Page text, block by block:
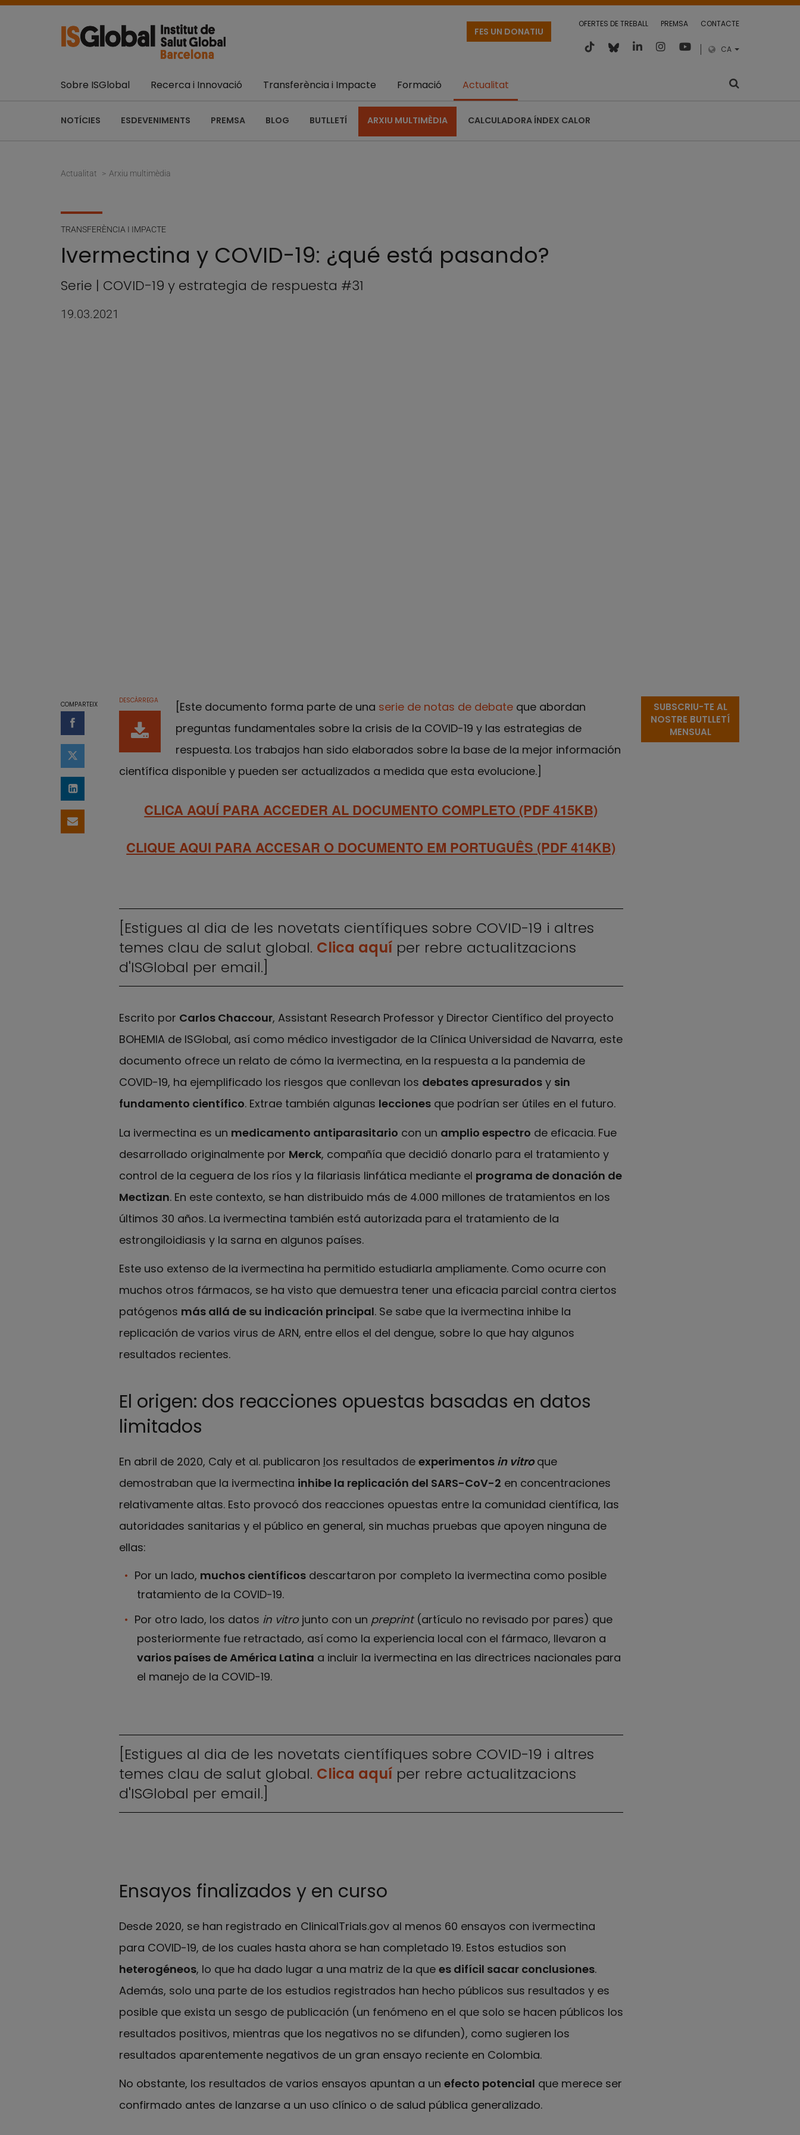
OFERTES DE TREBALL PREMSA CONTACTE
CA
FES UN DONATIU
Sobre ISGlobal Recerca i Innovació Transferència i Impacte Formació Actualitat
NOTÍCIES ESDEVENIMENTS PREMSA BLOG BUTLLETÍ ARXIU MULTIMÈDIA CALCULADORA ÍNDEX CALOR
Actualitat Arxiu multimèdia
TRANSFERÈNCIA I IMPACTE
Ivermectina y COVID-19: ¿qué está pasando?
Serie | COVID-19 y estrategia de respuesta #31
19.03.2021
COMPARTEIX
Compartir a Facebook
Compartir a Twitter
Comparteix a LinkedIn
Comparteix per email
DESCÀRREGA [Este documento forma parte de una serie de notas de debate que abordan
preguntas fundamentales sobre la crisis de la COVID-19 y las estrategias de
respuesta. Los trabajos han sido elaborados sobre la base de la mejor información
científica disponible y pueden ser actualizados a medida que esta evolucione.]
CLICA AQUÍ PARA ACCEDER AL DOCUMENTO COMPLETO (PDF 415KB)
CLIQUE AQUI PARA ACCESAR O DOCUMENTO EM PORTUGUÊS (PDF 414KB)
[Estigues al dia de les novetats científiques sobre COVID-19 i altres
temes clau de salut global. Clica aquíper rebre actualitzacions
d'ISGlobal per email.]
Escrito por Carlos Chaccour, Assistant Research Professor y Director Científico del proyecto
BOHEMIA de ISGlobal, así como médico investigador de la Clínica Universidad de Navarra, este
documento ofrece un relato de cómo la ivermectina, en la respuesta a la pandemia de
COVID-19, ha ejemplificado los riesgos que conllevan los debates apresuradosy sin
fundamento científico. Extrae también algunas leccionesque podrían ser útiles en el futuro.
La ivermectina es un medicamento antiparasitario con un amplio espectro de eficacia. Fue
desarrollado originalmente por Merck, compañía que decidió donarlo para el tratamiento y
control de la ceguera de los ríos y la filariasis linfática mediante el programa de donación de
Mectizan. En este contexto, se han distribuido más de 4.000 millones de tratamientos en los
últimos 30 años. La ivermectina también está autorizada para el tratamiento de la
estrongiloidiasis y la sarna en algunos países.
Este uso extenso de la ivermectina ha permitido estudiarla ampliamente. Como ocurre con
muchos otros fármacos, se ha visto que demuestra tener una eficacia parcial contra ciertos
patógenos más allá de su indicación principal. Se sabe que la ivermectina inhibe la
replicación de varios virus de ARN, entre ellos el del dengue, sobre lo que hay algunos
resultados recientes.
El origen: dos reacciones opuestas basadas en datos
limitados
En abril de 2020, Caly et al. publicaron los resultados de experimentos in vitroque
demostraban que la ivermectina inhibe la replicación del SARS-CoV-2 en concentraciones
relativamente altas. Esto provocó dos reacciones opuestas entre la comunidad científica, las
autoridades sanitarias y el público en general, sin muchas pruebas que apoyen ninguna de
ellas:
Por un lado, muchos científicosdescartaron por completo la ivermectina como posible
tratamiento de la COVID-19.
Por otro lado, los datos in vitro junto con un preprint(artículo no revisado por pares) que
posteriormente fue retractado, así como la experiencia local con el fármaco, llevaron a
varios países de América Latina a incluir la ivermectina en las directrices nacionales para
el manejo de la COVID-19.
[Estigues al dia de les novetats científiques sobre COVID-19 i altres
temes clau de salut global. Clica aquíper rebre actualitzacions
d'ISGlobal per email.]
Ensayos finalizados y en curso
Desde 2020, se han registrado en ClinicalTrials.gov al menos 60 ensayos con ivermectina
para COVID-19, de los cuales hasta ahora se han completado 19. Estos estudios son
heterogéneos, lo que ha dado lugar a una matriz de la que es difícil sacar conclusiones.
Además, solo una parte de los estudios registrados han hecho públicos sus resultados y es
posible que exista un sesgo de publicación (un fenómeno en el que solo se hacen públicos los
resultados positivos, mientras que los negativos no se difunden), como sugieren los
resultados aparentemente negativos de un gran ensayo reciente en Colombia.
No obstante, los resultados de varios ensayos apuntan a un efecto potencial que merece ser
confirmado antes de lanzarse a un uso clínico o de salud pública generalizado.
SUBSCRIU-TE AL
NOSTRE BUTLLETÍ
MENSUAL